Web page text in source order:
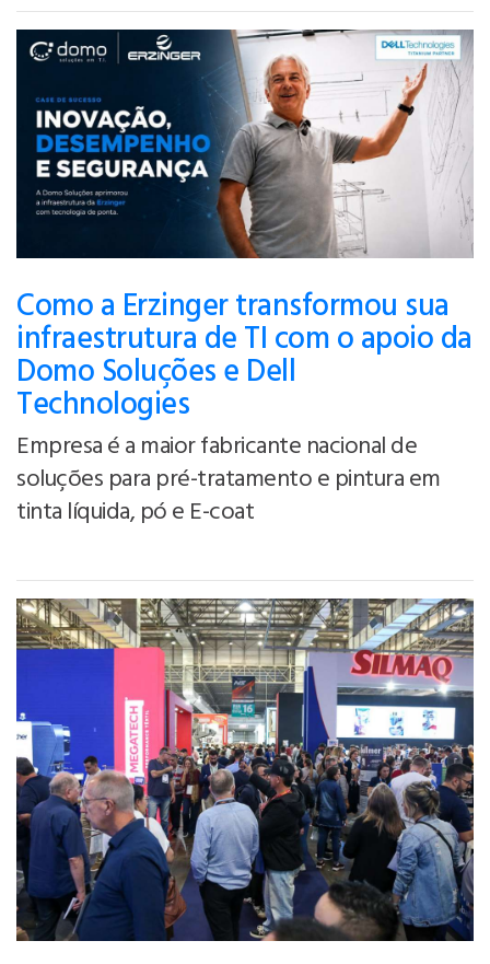
Como a Erzinger transformou sua
infraestrutura de TI com o apoio da
Domo Soluções e Dell
Technologies
Empresa é a maior fabricante nacional de
soluções para pré-tratamento e pintura em
tinta líquida, pó e E-coat